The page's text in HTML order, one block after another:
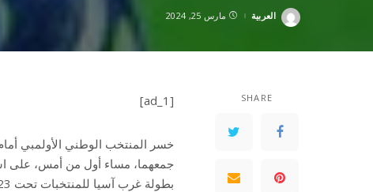
Posted
العربية مارس 25, 2024
SHARE
[ad_1]
جمعهما، مساء أول من أمس، على
بطولة غرب آسيا للمنتخبات تحت 23 سنة، المقامة في مدينة الأحساء السعودية.